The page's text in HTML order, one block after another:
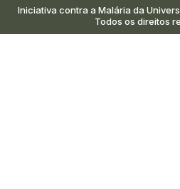
Iniciativa contra a Malária da
Todos os direitos